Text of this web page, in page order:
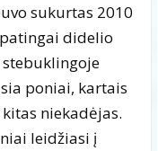
sukurtas 2010
didelio
poniai, kartais
niekadėjas.
leidžiasi į